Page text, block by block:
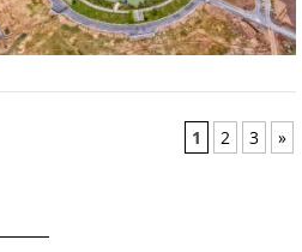
1 2 3 »